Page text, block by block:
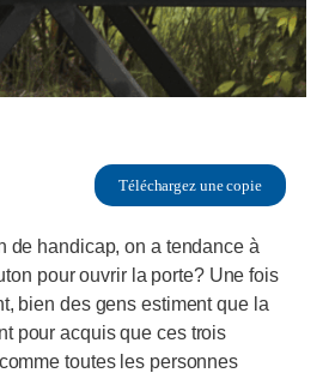
Téléchargez une copie
de handicap, on a tendance à
pour ouvrir la porte? Une fois
bien des gens estiment que la
pour acquis que ces trois
toutes les personnes